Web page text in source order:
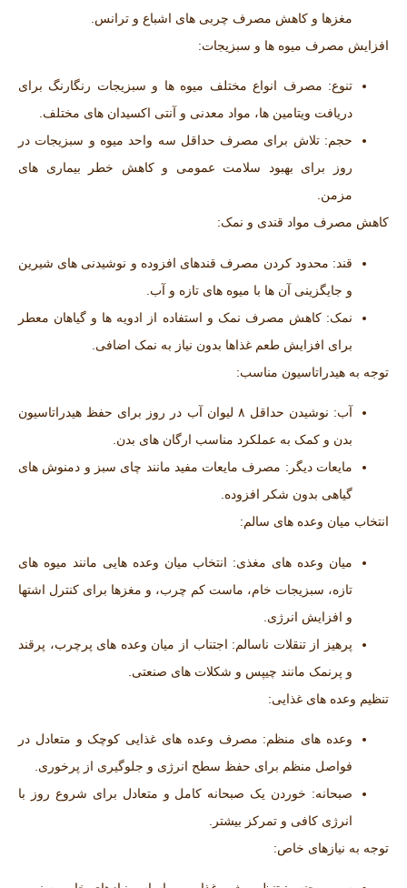
مغزها و کاهش مصرف چربی‌ های اشباع و ترانس.
افزایش مصرف میوه ‌ها و سبزیجات:
تنوع: مصرف انواع مختلف میوه‌ ها و سبزیجات رنگارنگ برای
دریافت ویتامین‌ ها، مواد معدنی و آنتی ‌اکسیدان‌ های مختلف.
حجم: تلاش برای مصرف حداقل سه واحد میوه و سبزیجات در
روز برای بهبود سلامت عمومی و کاهش خطر بیماری ‌های
مزمن.
کاهش مصرف مواد قندی و نمک:
قند: محدود کردن مصرف قندهای افزوده و نوشیدنی ‌های شیرین
و جایگزینی آن ‌ها با میوه‌ های تازه و آب.
نمک: کاهش مصرف نمک و استفاده از ادویه‌ ها و گیاهان معطر
برای افزایش طعم غذاها بدون نیاز به نمک اضافی.
توجه به هیدراتاسیون مناسب:
آب:
نوشیدن حداقل ۸ لیوان آب در روز برای حفظ هیدراتاسیون
بدن و کمک به عملکرد مناسب ارگان‌ های بدن.
مایعات دیگر: مصرف مایعات مفید مانند چای سبز و دمنوش ‌های
گیاهی بدون شکر افزوده.
انتخاب میان ‌وعده‌ های سالم:
میان ‌وعده‌ های مغذی: انتخاب میان ‌وعده‌ هایی مانند میوه ‌های
تازه، سبزیجات خام، ماست کم ‌چرب، و مغزها برای کنترل اشتها
و افزایش انرژی.
پرهیز از تنقلات ناسالم: اجتناب از میان‌ وعده‌ های پرچرب، پرقند
و پرنمک مانند چیپس و شکلات‌ های صنعتی.
تنظیم وعده ‌های غذایی:
وعده ‌های منظم: مصرف وعده ‌های غذایی کوچک و متعادل در
فواصل منظم برای حفظ سطح انرژی و جلوگیری از پرخوری.
صبحانه: خوردن یک صبحانه کامل و متعادل برای شروع روز با
انرژی کافی و تمرکز بیشتر.
توجه به نیازهای خاص: